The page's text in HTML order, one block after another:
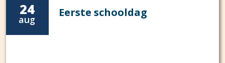
24
aug
Eerste schooldag